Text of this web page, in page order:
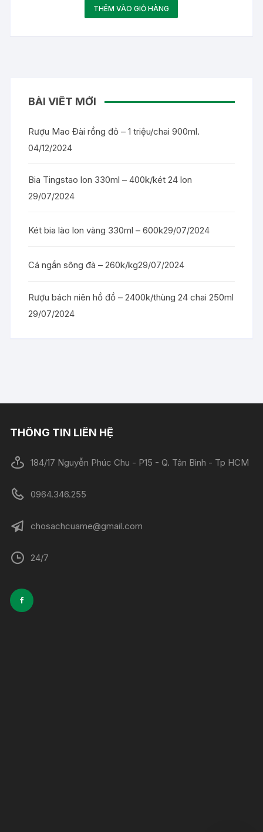
THÊM VÀO GIỎ HÀNG
BÀI VIẾT MỚI
Rượu Mao Đài rồng đỏ – 1 triệu/chai 900ml.
04/12/2024
Bia Tingstao lon 330ml – 400k/két 24 lon
29/07/2024
Két bia lào lon vàng 330ml – 600k29/07/2024
Cá ngần sông đà – 260k/kg29/07/2024
Rượu bách niên hồ đồ – 2400k/thùng 24 chai 250ml
29/07/2024
THÔNG TIN LIÊN HỆ
184/17 Nguyễn Phúc Chu - P15 - Q. Tân Bình - Tp HCM
0964.346.255
chosachcuame@gmail.com
24/7